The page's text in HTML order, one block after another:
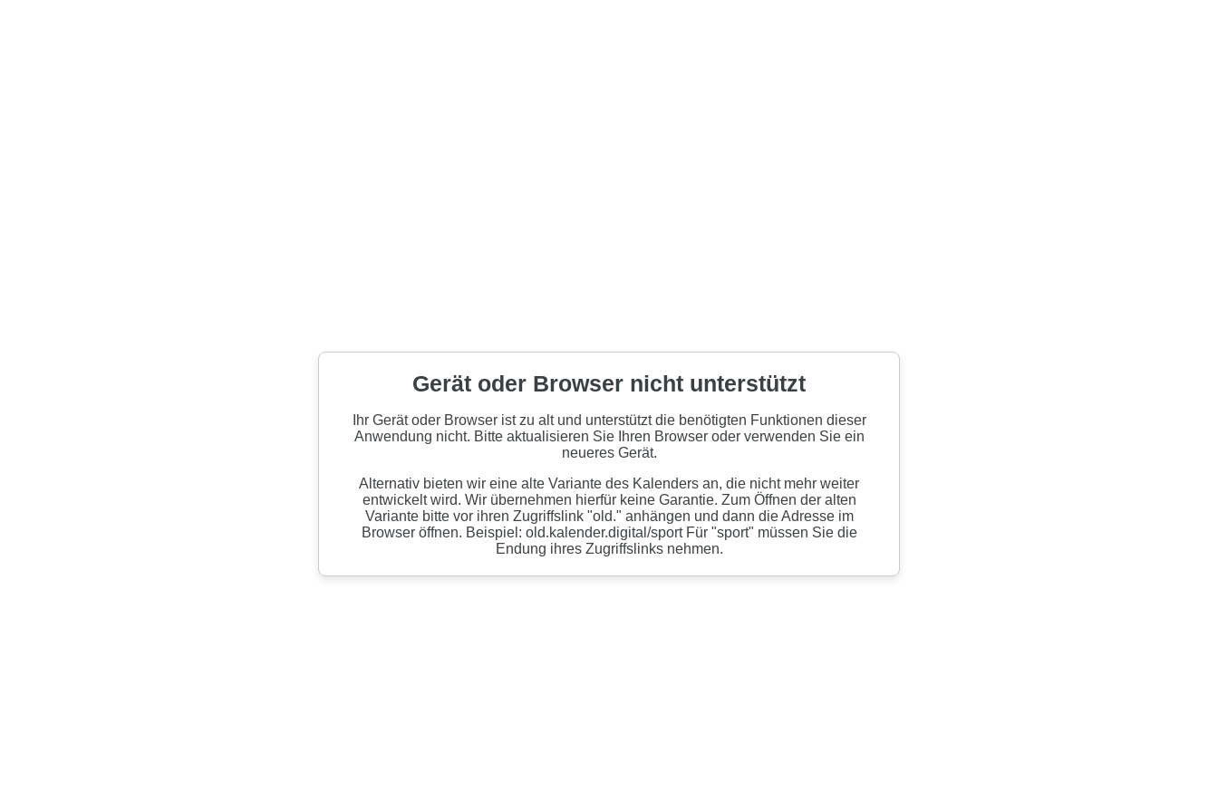
Gerät oder Browser nicht unterstützt
Ihr Gerät oder Browser ist zu alt und unterstützt die benötigten Funktionen dieser
Anwendung nicht. Bitte aktualisieren Sie Ihren Browser oder verwenden Sie ein
neueres Gerät.
Alternativ bieten wir eine alte Variante des Kalenders an, die nicht mehr weiter
entwickelt wird. Wir übernehmen hierfür keine Garantie. Zum Öffnen der alten
Variante bitte vor ihren Zugriffslink "old." anhängen und dann die Adresse im
Browser öffnen. Beispiel: old.kalender.digital/sport Für "sport" müssen Sie die
Endung ihres Zugriffslinks nehmen.